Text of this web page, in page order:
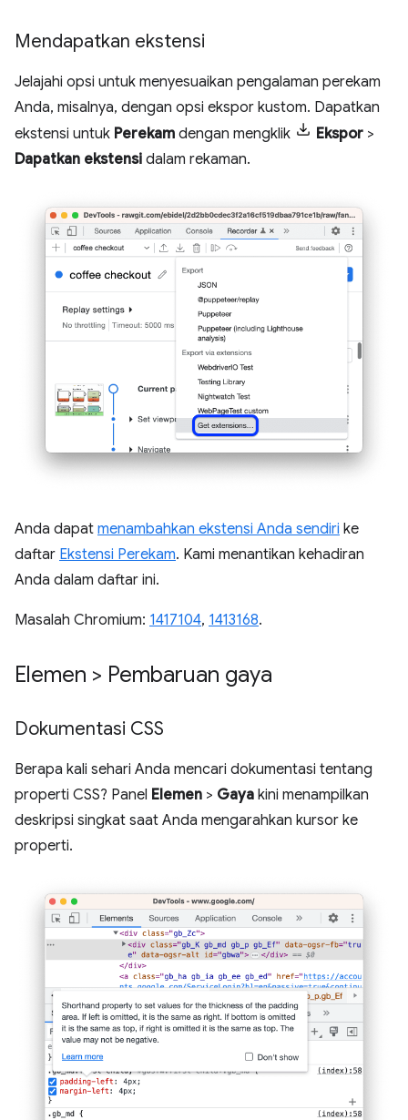
Mendapatkan ekstensi
Jelajahi opsi untuk menyesuaikan pengalaman perekam
Anda, misalnya, dengan opsi ekspor kustom. Dapatkan
ekstensi untuk Perekam dengan mengklik Ekspor >
Dapatkan ekstensi dalam rekaman.
Anda dapat menambahkan ekstensi Anda sendiri ke
daftar Ekstensi Perekam. Kami menantikan kehadiran
Anda dalam daftar ini.
Masalah Chromium: 1417104, 1413168.
Elemen > Pembaruan gaya
Dokumentasi CSS
Berapa kali sehari Anda mencari dokumentasi tentang
properti CSS? Panel Elemen > Gaya kini menampilkan
deskripsi singkat saat Anda mengarahkan kursor ke
properti.